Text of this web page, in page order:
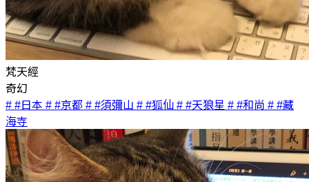
梵天經
奇幻
# #日本 # #京都 # #須彌山 # #狐仙 # #天狼星 # #和尚 # #藏
海寺